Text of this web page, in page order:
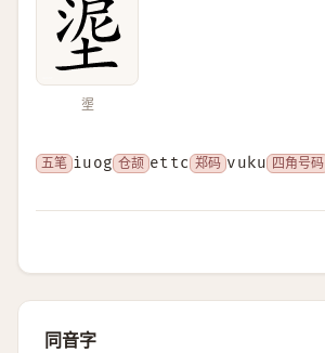
埿
五笔 iuog 仓颉 ettc 郑码 vuku 四角号码
同音字